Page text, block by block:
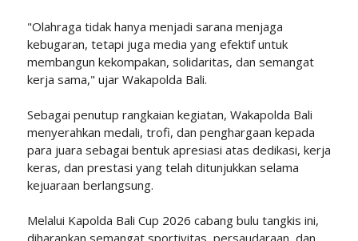
"Olahraga tidak hanya menjadi sarana menjaga
kebugaran, tetapi juga media yang efektif untuk
membangun kekompakan, solidaritas, dan semangat
kerja sama," ujar Wakapolda Bali.
Sebagai penutup rangkaian kegiatan, Wakapolda Bali
menyerahkan medali, trofi, dan penghargaan kepada
para juara sebagai bentuk apresiasi atas dedikasi, kerja
keras, dan prestasi yang telah ditunjukkan selama
kejuaraan berlangsung.
Melalui Kapolda Bali Cup 2026 cabang bulu tangkis ini,
diharapkan semangat sportivitas, persaudaraan, dan